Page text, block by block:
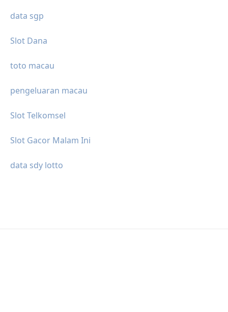
data sgp
Slot Dana
toto macau
pengeluaran macau
Slot Telkomsel
Slot Gacor Malam Ini
data sdy lotto